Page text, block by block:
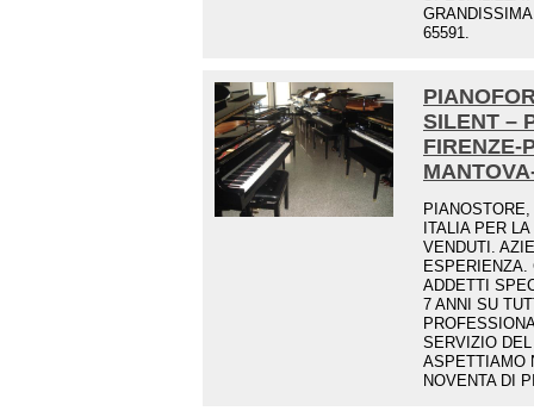
65591.
SILENT –
FIRENZE-
ITALIA PER
VENDUTI.
ESPERIENZA.
ADDETTI
7 ANNI SU
SERVIZIO
ASPETTIAMO
NOVENTA DI